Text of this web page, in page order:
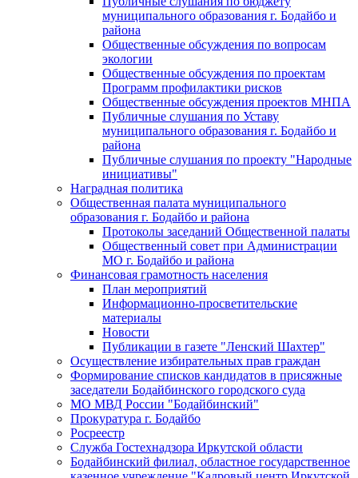
муниципального образования г. Бодайбо и
района
Общественные обсуждения по вопросам
экологии
Общественные обсуждения по проектам
Программ профилактики рисков
Общественные обсуждения проектов МНПА
Публичные слушания по Уставу
муниципального образования г. Бодайбо и
района
Публичные слушания по проекту "Народные
инициативы"
Наградная политика
Общественная палата муниципального
образования г. Бодайбо и района
Протоколы заседаний Общественной палаты
Общественный совет при Администрации
МО г. Бодайбо и района
Финансовая грамотность населения
План мероприятий
Информационно-просветительские
материалы
Новости
Публикации в газете "Ленский Шахтер"
Осуществление избирательных прав граждан
Формирование списков кандидатов в присяжные
заседатели Бодайбинского городского суда
МО МВД России "Бодайбинский"
Прокуратура г. Бодайбо
Росреестр
Служба Гостехнадзора Иркутской области
Бодайбинский филиал, областное государственное